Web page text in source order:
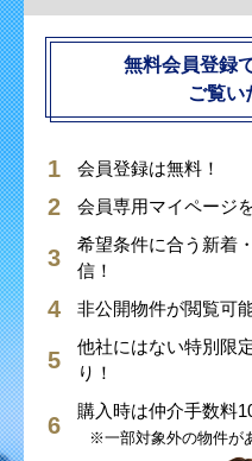
無料会員登録
ご覧い
会員登録は無料！
会員専用マイページ
希望条件に合う新着
信！
非公開物件が閲覧可
他社にはない特別限
り！
購入時は仲介手数料
※一部対象外の物件が